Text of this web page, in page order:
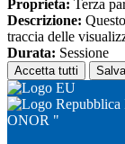
Proprieta: Terza
Descrizione:
traccia delle
Durata: Sessione
Accetta tutti
ONOR "